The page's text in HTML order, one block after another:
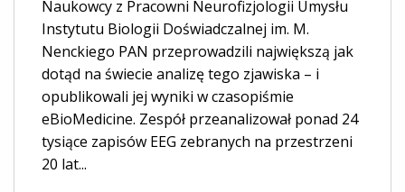
Naukowcy z Pracowni Neurofizjologii Umysłu
Instytutu Biologii Doświadczalnej im. M.
Nenckiego PAN przeprowadzili największą jak
dotąd na świecie analizę tego zjawiska – i
opublikowali jej wyniki w czasopiśmie
eBioMedicine. Zespół przeanalizował ponad 24
tysiące zapisów EEG zebranych na przestrzeni
20 lat...